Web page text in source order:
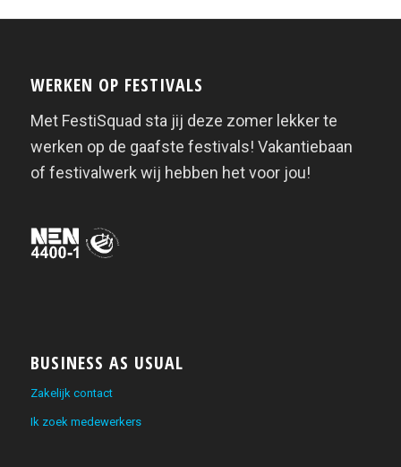
WERKEN OP FESTIVALS
Met FestiSquad sta jij deze zomer lekker te
werken op de gaafste festivals! Vakantiebaan
of festivalwerk wij hebben het voor jou!
BUSINESS AS USUAL
Zakelijk contact
Ik zoek medewerkers